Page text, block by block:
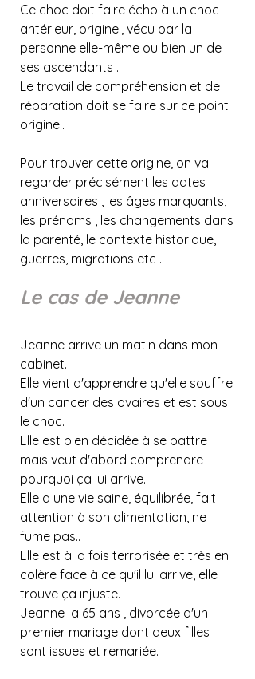
Ce choc doit faire écho à un choc
antérieur, originel, vécu par la
personne elle-même ou bien un de
ses ascendants .
Le travail de compréhension et de
réparation doit se faire sur ce point
originel.
Pour trouver cette origine, on va
regarder précisément les dates
anniversaires , les âges marquants,
les prénoms , les changements dans
la parenté, le contexte historique,
guerres, migrations etc ..
Le cas de Jeanne
Jeanne arrive un matin dans mon
cabinet.
Elle vient d'apprendre qu'elle souffre
d'un cancer des ovaires et est sous
le choc.
Elle est bien décidée à se battre
mais veut d'abord comprendre
pourquoi ça lui arrive.
Elle a une vie saine, équilibrée, fait
attention à son alimentation, ne
fume pas..
Elle est à la fois terrorisée et très en
colère face à ce qu'il lui arrive, elle
trouve ça injuste.
Jeanne  a 65 ans , divorcée d'un
premier mariage dont deux filles
sont issues et remariée.